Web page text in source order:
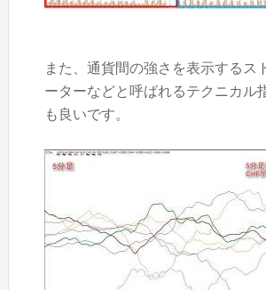
また、通貨間の強さを表示するス
ーターなどと呼ばれるテクニカル
も良いです。